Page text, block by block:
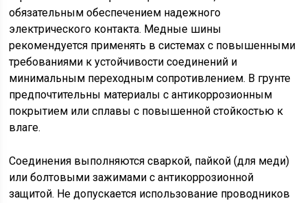
обязательным обеспечением надежного
электрического контакта. Медные шины
рекомендуется применять в системах с повышенными
требованиями к устойчивости соединений и
минимальным переходным сопротивлением. В грунте
предпочтительны материалы с антикоррозионным
покрытием или сплавы с повышенной стойкостью к
влаге.
Соединения выполняются сваркой, пайкой (для меди)
или болтовыми зажимами с антикоррозионной
защитой. Не допускается использование проводников